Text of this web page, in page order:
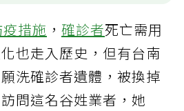
疫措施 ， 確診者死亡需用
也走入歷史，但有台南
洗確診者遺體，被換掉
問這名谷姓業者，她